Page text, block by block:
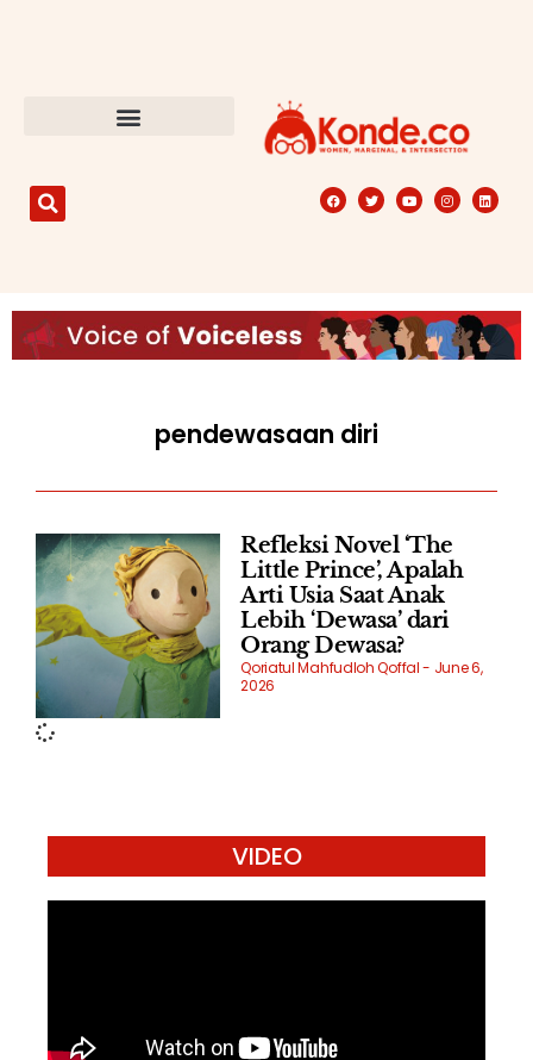
pendewasaan diri
Refleksi Novel ‘The
Little Prince’, Apalah
Arti Usia Saat Anak
Lebih ‘Dewasa’ dari
Orang Dewasa?
Qoriatul Mahfudloh Qoffal
June 6,
2026
VIDEO